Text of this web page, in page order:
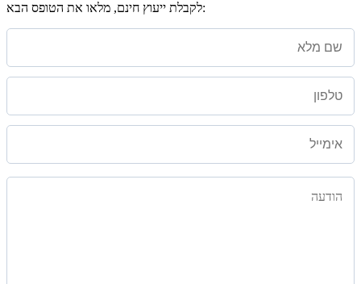
לקבלת ייעוץ חינם, מלאו את הטופס הבא: